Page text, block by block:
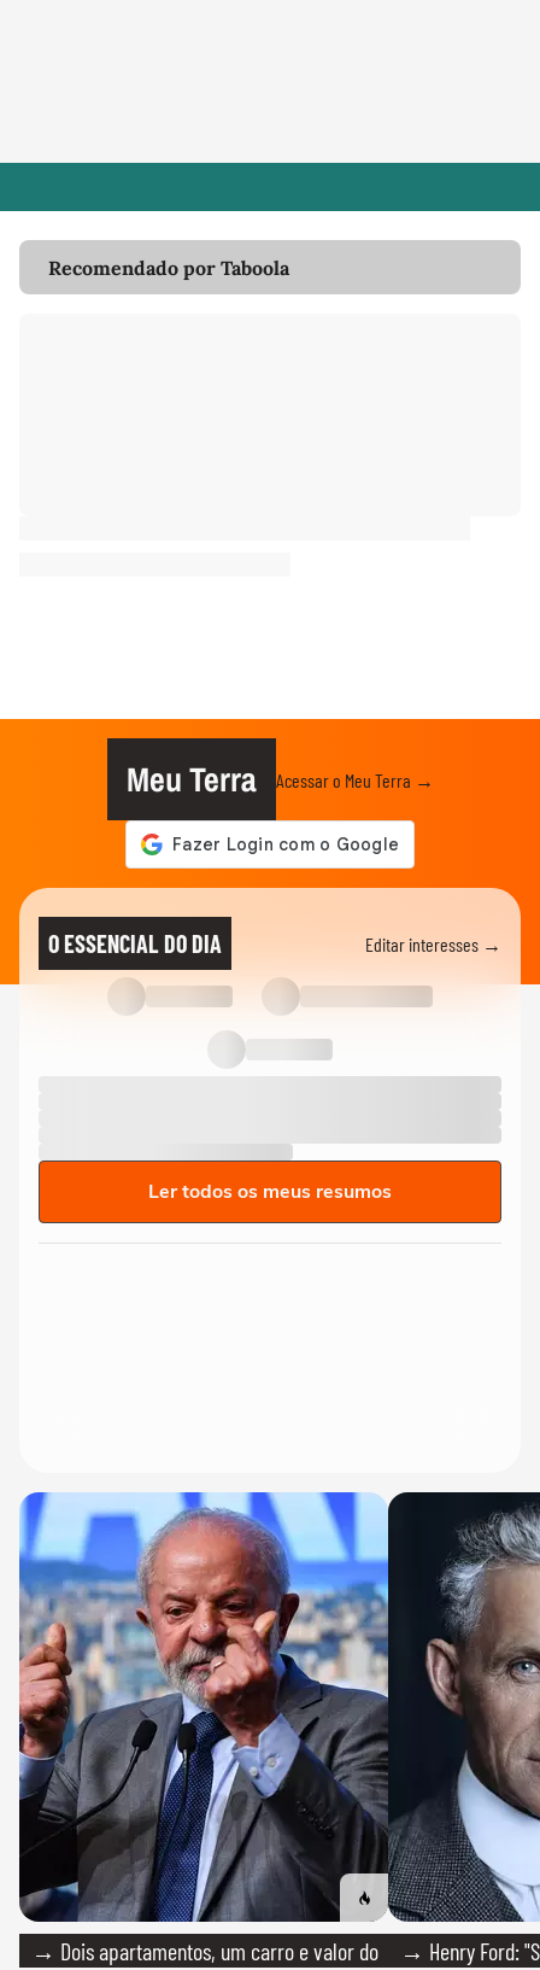
Recomendado por Taboola
Meu Terra Acessar o Meu Terra →
O ESSENCIAL DO DIA Editar interesses →
Ler todos os meus resumos
→ Dois apartamentos, um carro e valor do
→ Henry Ford: